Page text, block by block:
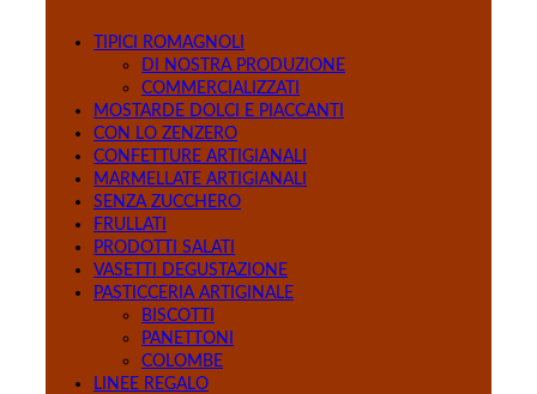
TIPICI ROMAGNOLI
DI NOSTRA PRODUZIONE
COMMERCIALIZZATI
MOSTARDE DOLCI E PIACCANTI
CON LO ZENZERO
CONFETTURE ARTIGIANALI
MARMELLATE ARTIGIANALI
SENZA ZUCCHERO
FRULLATI
PRODOTTI SALATI
VASETTI DEGUSTAZIONE
PASTICCERIA ARTIGINALE
BISCOTTI
PANETTONI
COLOMBE
LINEE REGALO